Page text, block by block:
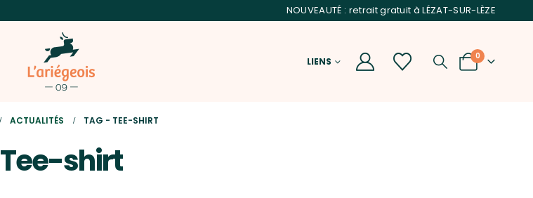
NOUVEAUTÉ : retrait gratuit à LÉZAT-SUR-LÈZE
LIENS 0
ACTUALITÉS TAG - TEE-SHIRT
Tee-shirt